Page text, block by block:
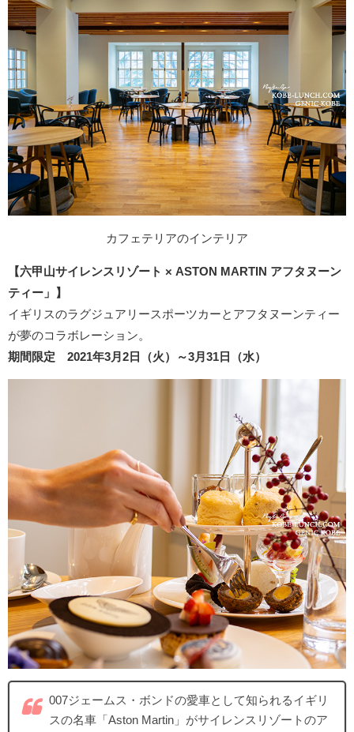
カフェテリアのインテリア
【六甲山サイレンスリゾート × ASTON MARTIN アフタヌーン
ティー」】
イギリスのラグジュアリースポーツカーとアフタヌーンティー
が夢のコラボレーション。
期間限定 2021年3月2日（火）～3月31日（水）
007ジェームス・ボンドの愛車として知られるイギリ
スの名車「Aston Martin」がサイレンスリゾートのア